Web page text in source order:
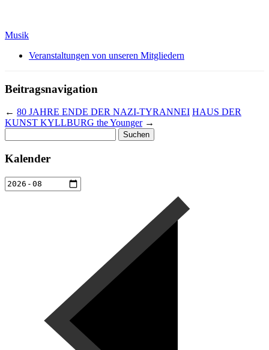
Musik
Veranstaltungen von unseren Mitgliedern
Beitragsnavigation
← 80 JAHRE ENDE DER NAZI-TYRANNEI HAUS DER
KUNST KYLLBURG the Younger→
nach:
Kalender